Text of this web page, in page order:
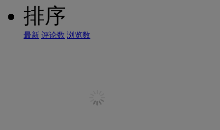
排序
最新 评论数 浏览数